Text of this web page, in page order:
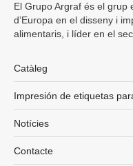
El Grupo Argraf és el grup
d’Europa en el disseny i
alimentaris, i líder en el
Catàleg
Impresión de etiquetas
Notícies
Contacte